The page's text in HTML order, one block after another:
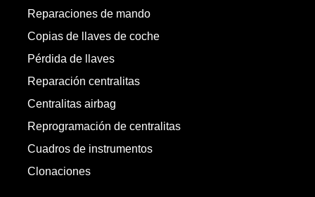
Reparaciones de mando
Copias de llaves de coche
Pérdida de llaves
Reparación centralitas
Centralitas airbag
Reprogramación de centralitas
Cuadros de instrumentos
Clonaciones